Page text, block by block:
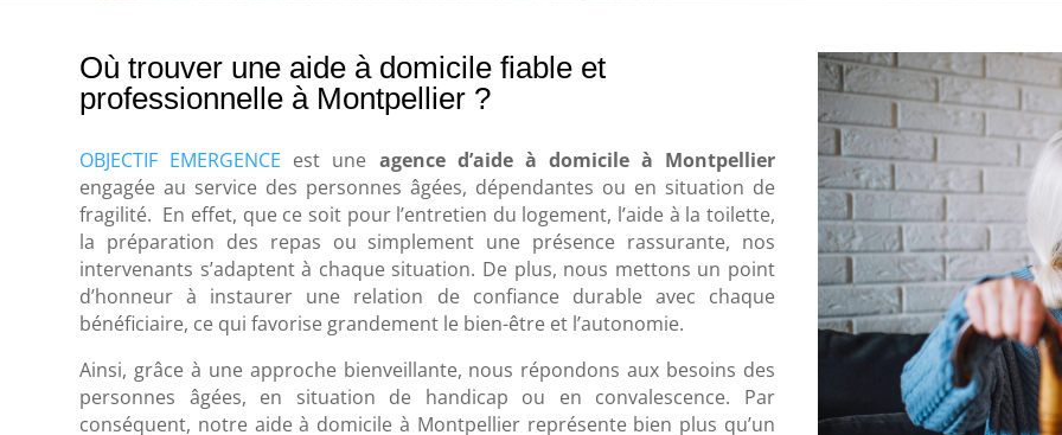
Où trouver une aide à domicile fiable et
professionnelle à Montpellier ?
OBJECTIF EMERGENCE est une agence d’aide à domicile à Montpellier
engagée au service des personnes âgées, dépendantes ou en situation de
fragilité. En effet, que ce soit pour l’entretien du logement, l’aide à la toilette,
la préparation des repas ou simplement une présence rassurante, nos
intervenants s’adaptent à chaque situation. De plus, nous mettons un point
d’honneur à instaurer une relation de confiance durable avec chaque
bénéficiaire, ce qui favorise grandement le bien-être et l’autonomie.
Ainsi, grâce à une approche bienveillante, nous répondons aux besoins des
personnes âgées, en situation de handicap ou en convalescence. Par
conséquent, notre aide à domicile à Montpellier représente bien plus qu’un